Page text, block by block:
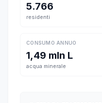
5.766
residenti
CONSUMO ANNUO
1,49 mln L
acqua minerale